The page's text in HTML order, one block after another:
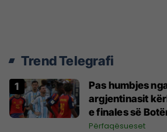
Trend Telegrafi
Pas humbjes
argjentinasit
e finales së
Përfaqësueset